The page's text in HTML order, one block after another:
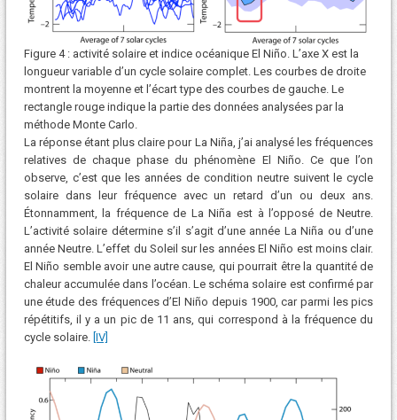
Figure 4 : activité solaire et indice océanique El Niño. L’axe X est la
longueur variable d’un cycle solaire complet. Les courbes de droite
montrent la moyenne et l’écart type des courbes de gauche. Le
rectangle rouge indique la partie des données analysées par la
méthode Monte Carlo.
La réponse étant plus claire pour La Niña, j’ai analysé les fréquences
relatives de chaque phase du phénomène El Niño. Ce que l’on
observe, c’est que les années de condition neutre suivent le cycle
solaire dans leur fréquence avec un retard d’un ou deux ans.
Étonnamment, la fréquence de La Niña est à l’opposé de Neutre.
L’activité solaire détermine s’il s’agit d’une année La Niña ou d’une
année Neutre. L’effet du Soleil sur les années El Niño est moins clair.
El Niño semble avoir une autre cause, qui pourrait être la quantité de
chaleur accumulée dans l’océan. Le schéma solaire est confirmé par
une étude des fréquences d’El Niño depuis 1900, car parmi les pics
répétitifs, il y a un pic de 11 ans, qui correspond à la fréquence du
cycle solaire. [IV]